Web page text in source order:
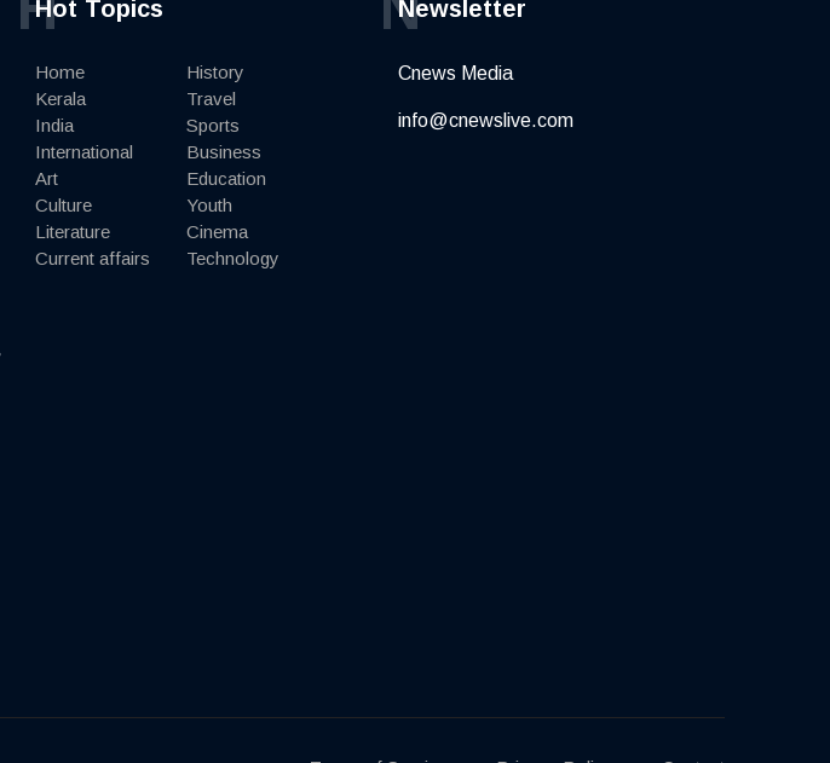
Hot Topics
Home
Kerala
India
International
Art
Culture
Literature
Current affairs
History
Travel
Sports
Business
Education
Youth
Cinema
Technology
Newsletter
Cnews Media
info@cnewslive.com